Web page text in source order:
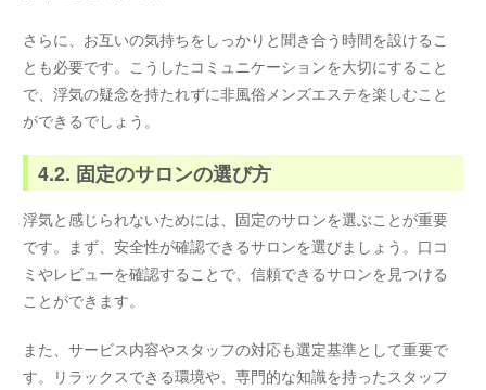
さらに、お互いの気持ちをしっかりと聞き合う時間を設けるこ
とも必要です。こうしたコミュニケーションを大切にすること
で、浮気の疑念を持たれずに非風俗メンズエステを楽しむこと
ができるでしょう。
4.2. 固定のサロンの選び方
浮気と感じられないためには、固定のサロンを選ぶことが重要
です。まず、安全性が確認できるサロンを選びましょう。口コ
ミやレビューを確認することで、信頼できるサロンを見つける
ことができます。
また、サービス内容やスタッフの対応も選定基準として重要で
す。リラックスできる環境や、専門的な知識を持ったスタッフ